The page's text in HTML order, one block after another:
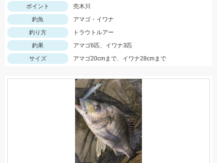
ポイント
売木川
釣魚
アマゴ・イワナ
釣り方
トラウトルアー
釣果
アマゴ6匹、イワナ3匹
サイズ
アマゴ20cmまで、イワナ28cmまで